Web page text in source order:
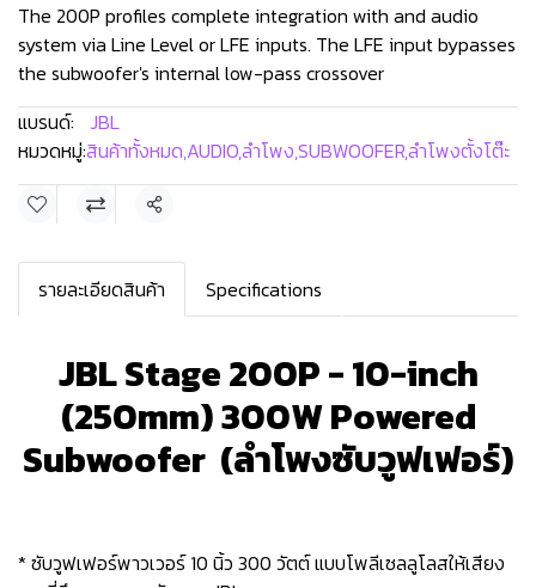
The 200P profiles complete integration with and audio
system via Line Level or LFE inputs. The LFE input bypasses
the subwoofer's internal low-pass crossover
แบรนด์: JBL
หมวดหมู่:สินค้าทั้งหมด,AUDIO,ลำโพง,SUBWOOFER,ลำโพงตั้งโต๊ะ
แชร์
รายละเอียดสินค้า Specifications
JBL Stage 200P - 10-inch
(250mm) 300W Powered
Subwoofer (ลำโพงซับวูฟเฟอร์)
* ซับวูฟเฟอร์พาวเวอร์ 10 นิ้ว 300 วัตต์ แบบโพลีเซลลูโลสให้เสียง